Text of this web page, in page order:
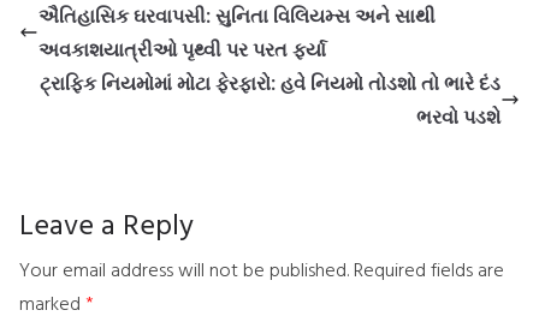
ઐતિહાસિક ઘરવાપસી: સુનિતા વિલિયમ્સ અને સાથી
અવકાશયાત્રીઓ પૃથ્વી પર પરત ફર્યા
ટ્રાફિક નિયમોમાં મોટા ફેરફારો: હવે નિયમો તોડશો તો ભારે દંડ
ભરવો પડશે
Leave a Reply
Your email address will not be published. Required fields are
marked *